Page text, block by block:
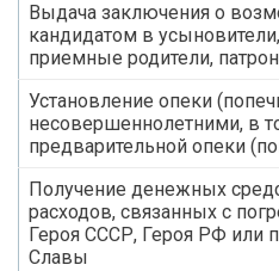
Выдача заключения о
кандидатом в
приемные родители,
Установление опеки
несовершеннолетними, в
предварительной опеки
Получение денежных
расходов, связанных с
Героя СССР, Героя РФ или
Славы